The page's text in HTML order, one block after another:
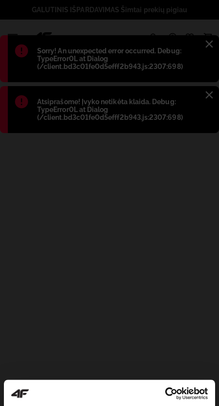
Błąd:
Sorry! An unexpected error occurred. Debug:
TypeError0L at Dialog
(/client.bd3c01fe0d5efff2b943.js:2307:698)
Błąd:
Atsiprašome! Įvyko netikėta klaida. Debug:
TypeError0L at Dialog
(/client.bd3c01fe0d5efff2b943.js:2307:698)
GALUTINIS IŠPARDAVIMAS Šimtai prekių pigiau